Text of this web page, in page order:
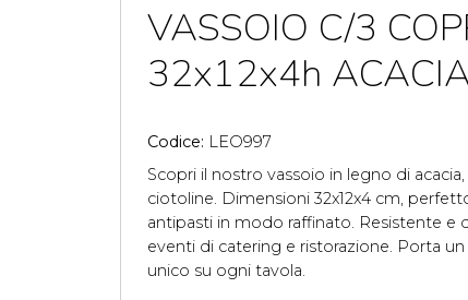
VASSOIO C/3
32x12x4h
Codice: LEO997
Scopri il nostro vassoio in legno di
ciotoline. Dimensioni 32x12x4 cm,
antipasti in modo raffinato. Resistente e
eventi di catering e ristorazione. Porta
unico su ogni tavola.